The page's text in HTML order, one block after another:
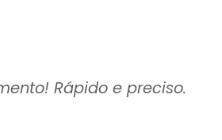
Rápido e preciso.